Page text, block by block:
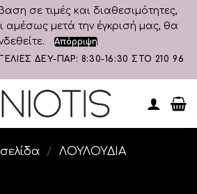
σε τιμές και διαθεσιμότητες,
αμέσως μετά την έγκρισή μας, θα
Απόρριψη
ΔΕΥ-ΠΑΡ: 8:30-16:30 ΣΤΟ 210 96
/ ΛΟΥΛΟΥΔΙΑ